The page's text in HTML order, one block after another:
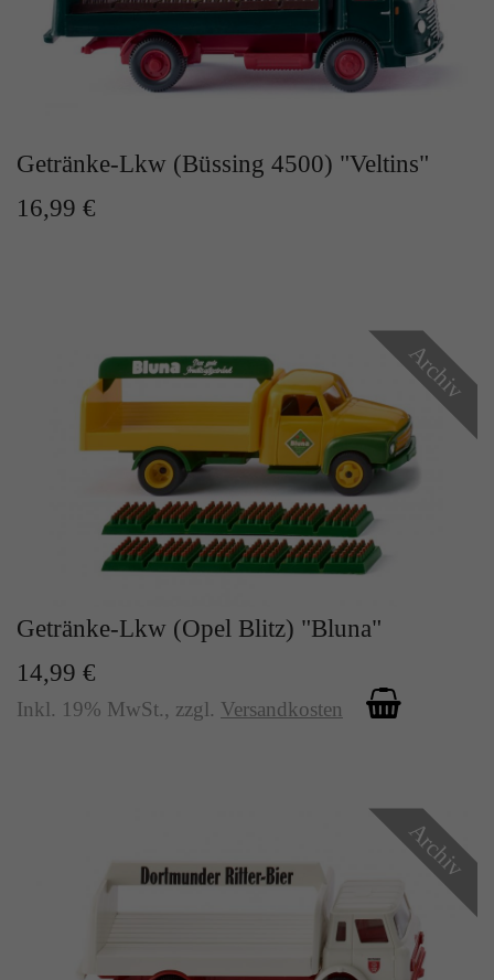
Getränke-Lkw (Büssing 4500) "Veltins"
16,99 €
Archiv
Getränke-Lkw (Opel Blitz) "Bluna"
14,99 €
Inkl. 19% MwSt., zzgl. Versandkosten
Archiv
Zweck
Solange es gesetzt ist, werden bestimmte
Datenübertragungen unterbunden.